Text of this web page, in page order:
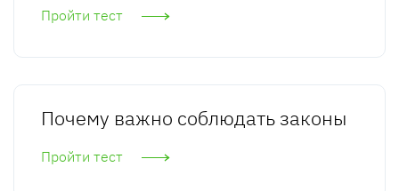
Пройти тест
Почему важно соблюдать законы
Пройти тест